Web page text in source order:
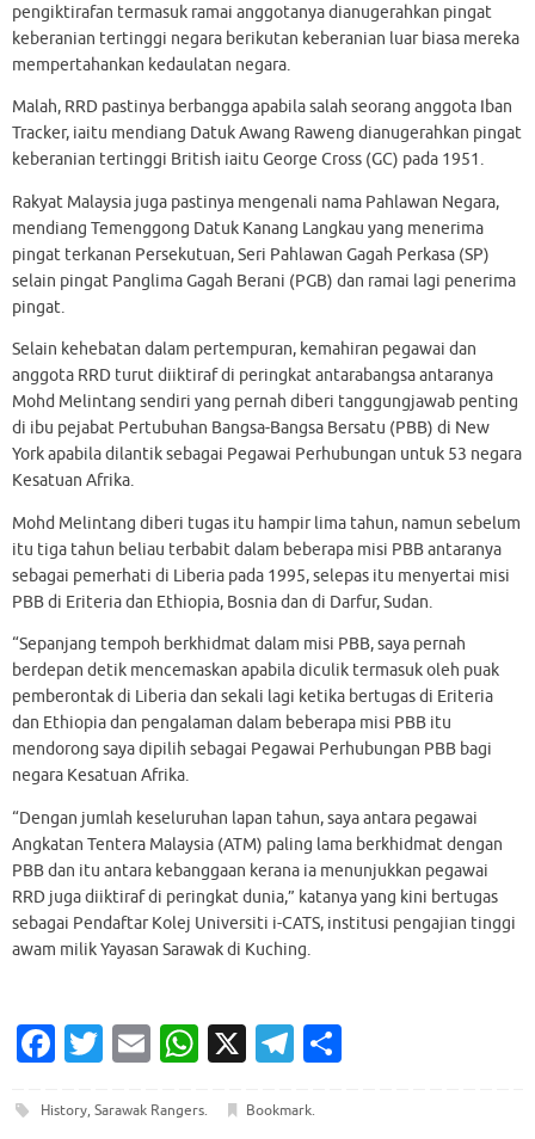
pengiktirafan termasuk ramai anggotanya dianugerahkan pingat
keberanian tertinggi negara berikutan keberanian luar biasa mereka
mempertahankan kedaulatan negara.
Malah, RRD pastinya berbangga apabila salah seorang anggota Iban
Tracker, iaitu mendiang Datuk Awang Raweng dianugerahkan pingat
keberanian tertinggi British iaitu George Cross (GC) pada 1951.
Rakyat Malaysia juga pastinya mengenali nama Pahlawan Negara,
mendiang Temenggong Datuk Kanang Langkau yang menerima
pingat terkanan Persekutuan, Seri Pahlawan Gagah Perkasa (SP)
selain pingat Panglima Gagah Berani (PGB) dan ramai lagi penerima
pingat.
Selain kehebatan dalam pertempuran, kemahiran pegawai dan
anggota RRD turut diiktiraf di peringkat antarabangsa antaranya
Mohd Melintang sendiri yang pernah diberi tanggungjawab penting
di ibu pejabat Pertubuhan Bangsa-Bangsa Bersatu (PBB) di New
York apabila dilantik sebagai Pegawai Perhubungan untuk 53 negara
Kesatuan Afrika.
Mohd Melintang diberi tugas itu hampir lima tahun, namun sebelum
itu tiga tahun beliau terbabit dalam beberapa misi PBB antaranya
sebagai pemerhati di Liberia pada 1995, selepas itu menyertai misi
PBB di Eriteria dan Ethiopia, Bosnia dan di Darfur, Sudan.
“Sepanjang tempoh berkhidmat dalam misi PBB, saya pernah
berdepan detik mencemaskan apabila diculik termasuk oleh puak
pemberontak di Liberia dan sekali lagi ketika bertugas di Eriteria
dan Ethiopia dan pengalaman dalam beberapa misi PBB itu
mendorong saya dipilih sebagai Pegawai Perhubungan PBB bagi
negara Kesatuan Afrika.
“Dengan jumlah keseluruhan lapan tahun, saya antara pegawai
Angkatan Tentera Malaysia (ATM) paling lama berkhidmat dengan
PBB dan itu antara kebanggaan kerana ia menunjukkan pegawai
RRD juga diiktiraf di peringkat dunia,” katanya yang kini bertugas
sebagai Pendaftar Kolej Universiti i-CATS, institusi pengajian tinggi
awam milik Yayasan Sarawak di Kuching.
Fa
e
T
it
E
ai
W
at
X T
e
History, Sarawak Rangers. Bookmark.